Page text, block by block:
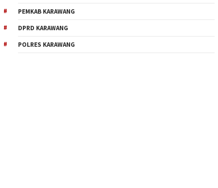
PEMKAB KARAWANG
DPRD KARAWANG
POLRES KARAWANG